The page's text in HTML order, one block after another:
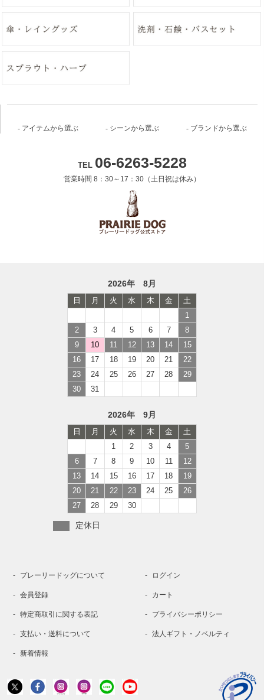
アイテムから選ぶ シーンから選ぶ ブランドから選ぶ
TEL 06-6263-5228
営業時間 8：30～17：30（土日祝は休み）
2026年 8月
日 月 火 水 木 金
土
1
2
3 4 5 6 7
8
9
10 11 12 13 14
15
16
17 18 19 20 21
22
23
24 25 26 27 28
29
30
31
2026年 9月
日 月 火 水 木 金
土
1
2 3 4
5
6
7 8 9 10 11
12
13
14 15 16 17 18
19
20
21 22 23 24 25
26
27
28 29 30
定休日
プレーリードッグについて ログイン
会員登録 カート
特定商取引に関する表記 プライバシーポリシー
支払い・送料について 法人ギフト・ノベルティ
新着情報